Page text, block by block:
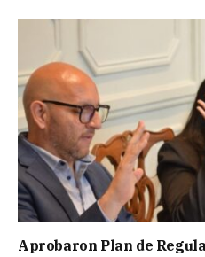
Aprobaron Plan de